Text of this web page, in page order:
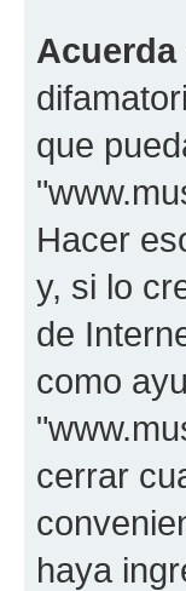
Acuerda
que
Hacer
y, si lo
de
como
cerrar
haya